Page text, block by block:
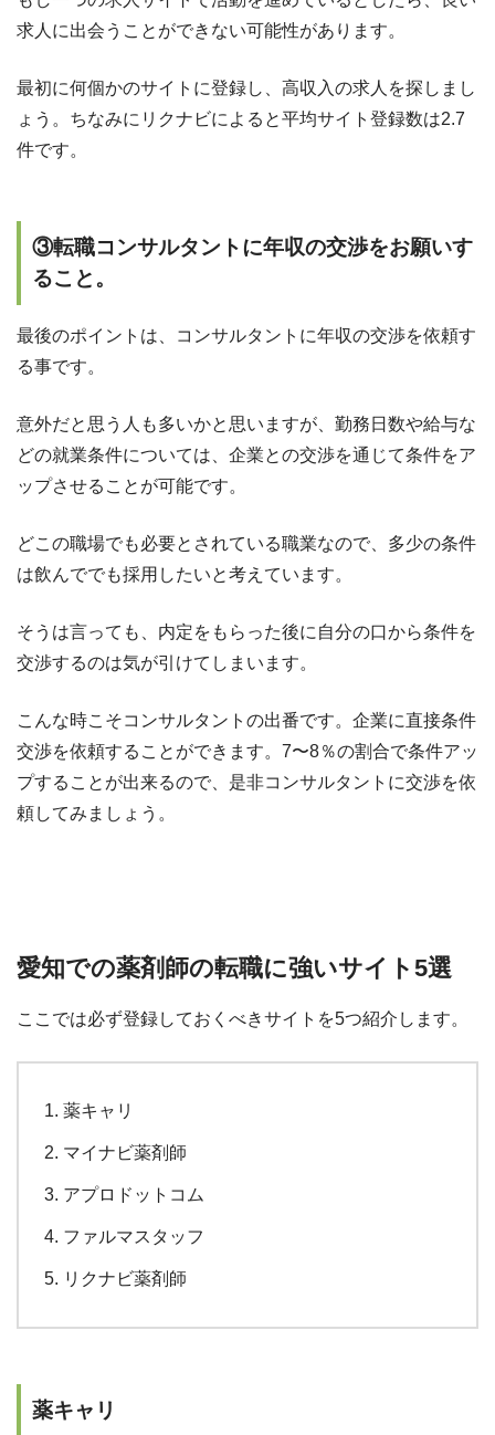
求人に出会うことができない可能性があります。
最初に何個かのサイトに登録し、高収入の求人を探しまし
ょう。ちなみにリクナビによると平均サイト登録数は2.7
件です。
③転職コンサルタントに年収の交渉をお願いす
ること。
最後のポイントは、コンサルタントに年収の交渉を依頼す
る事です。
意外だと思う人も多いかと思いますが、勤務日数や給与な
どの就業条件については、企業との交渉を通じて条件をア
ップさせることが可能です。
どこの職場でも必要とされている職業なので、多少の条件
は飲んででも採用したいと考えています。
そうは言っても、内定をもらった後に自分の口から条件を
交渉するのは気が引けてしまいます。
こんな時こそコンサルタントの出番です。企業に直接条件
交渉を依頼することができます。7〜8％の割合で条件アッ
プすることが出来るので、是非コンサルタントに交渉を依
頼してみましょう。
愛知での薬剤師の転職に強いサイト5選
ここでは必ず登録しておくべきサイトを5つ紹介します。
薬キャリ
マイナビ薬剤師
アプロドットコム
ファルマスタッフ
リクナビ薬剤師
薬キャリ